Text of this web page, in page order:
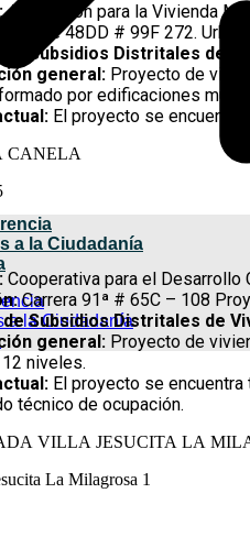
a la Ciudadanía
a la Ciudadanía
Asociación para la Vivienda
Calle 48DD # 99F 272.
Subsidios Distritales de
general: Proyecto de
por edificaciones
El proyecto se
Cooperativa para el Desarrollo
Carrera 91ª # 65C – 108
Subsidios Distritales de
general: Proyecto de
niveles.
El proyecto se
técnico de ocupación.